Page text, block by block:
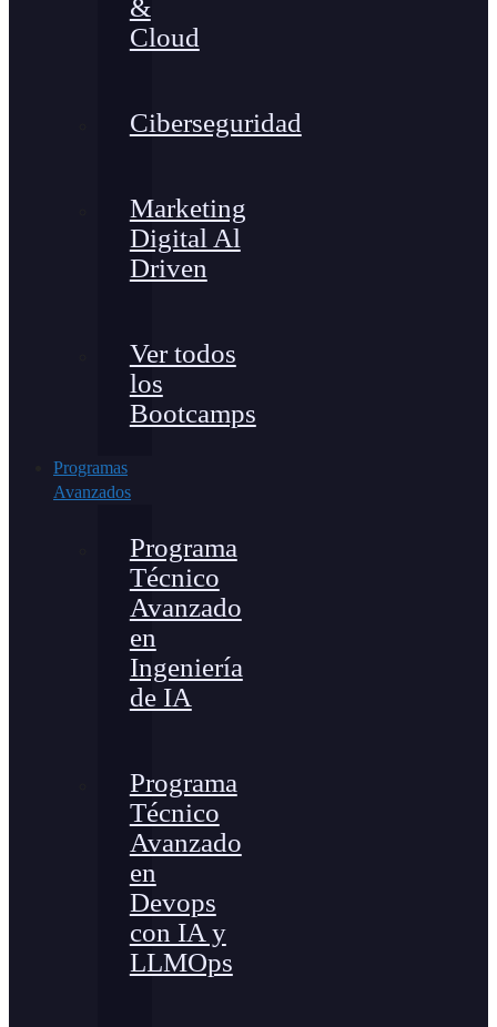
&
Cloud
Ciberseguridad
Marketing
Digital Al
Driven
Ver todos
los
Bootcamps
Programas
Avanzados
Programa
Técnico
Avanzado
en
Ingeniería
de IA
Programa
Técnico
Avanzado
en
Devops
con IA y
LLMOps